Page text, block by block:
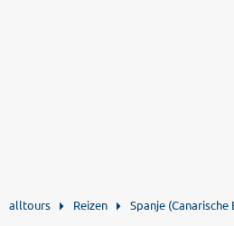
alltours Reizen Spanje (Canarische